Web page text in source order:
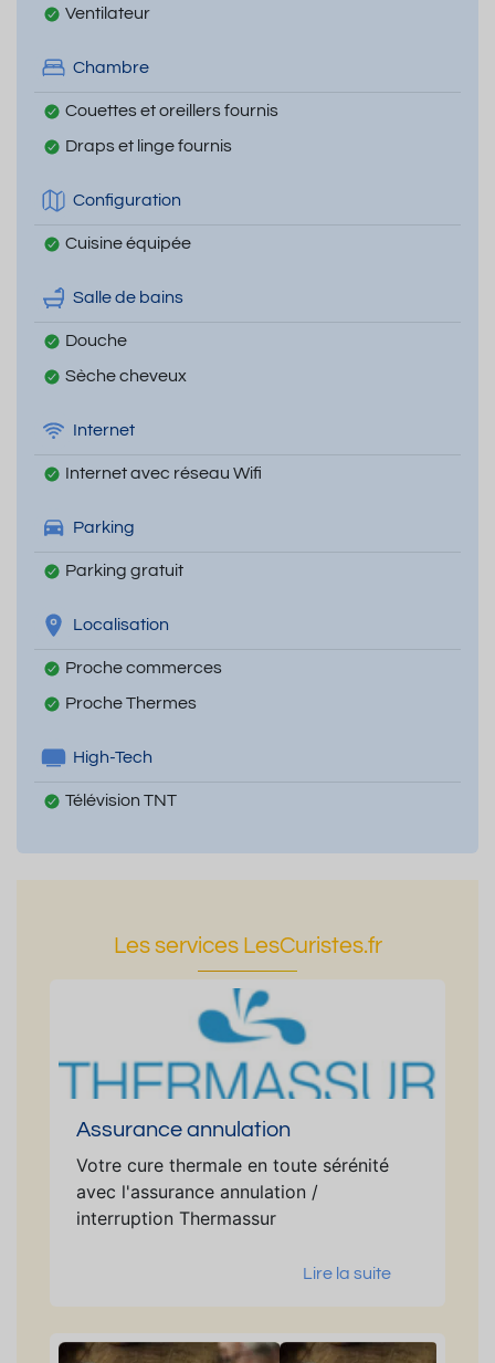
Ventilateur
Chambre
Couettes et oreillers fournis
Draps et linge fournis
Configuration
Cuisine équipée
Salle de bains
Douche
Sèche cheveux
Internet
Internet avec réseau Wifi
Parking
Parking gratuit
Localisation
Proche commerces
Proche Thermes
High-Tech
Télévision TNT
Les services LesCuristes.fr
Assurance annulation
Votre cure thermale en toute sérénité
avec l'assurance annulation /
interruption Thermassur
Lire la suite